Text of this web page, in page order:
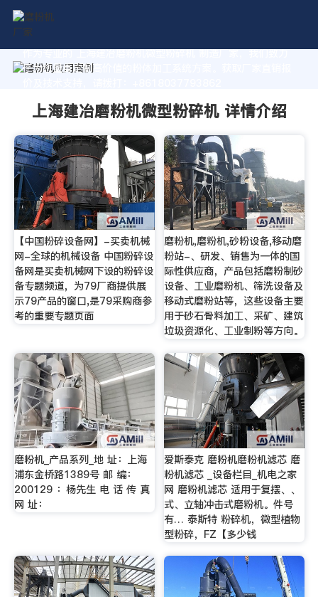
作为专业的 上海建冶磨粉机微型粉碎机 制造厂家，我们致力
于为您量身定制高价值的粉体加工系统方案。获取厂家直销报
上海建冶磨粉机微型粉碎机 详情介绍
【中国粉碎设备网】-买卖机械
网-全球的机械设备 中国粉碎设
备网是买卖机械网下设的粉碎设
备专题频道，为79厂商提供展
示79产品的窗口,是79采购商参
考的重要专题页面
磨粉机,磨粉机,砂粉设备,移动磨
粉站-、研发、销售为一体的国
际性供应商，产品包括磨粉制砂
设备、工业磨粉机、筛洗设备及
移动式磨粉站等，这些设备主要
用于砂石骨料加工、采矿、建筑
垃圾资源化、工业制粉等方向。
磨粉机_产品系列_地 址：上海
浦东金桥路1389号 邮 编：
200129 ：杨先生 电 话 传 真
网 址：
爱斯泰克 磨粉机磨粉机滤芯 磨
粉机滤芯 _设备栏目_机电之家
网 磨粉机滤芯 适用于复摆、、
式、立轴冲击式磨粉机。件号
有… 泰斯特 粉碎机，微型植物
型粉碎，FZ【多少钱